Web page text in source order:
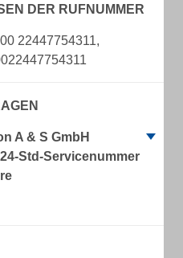
DER RUFNUMMER
22447754311,
A & S GmbH
Std-Servicenummer